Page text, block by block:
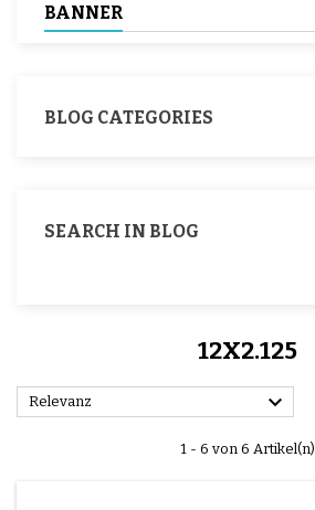
BANNER
BLOG CATEGORIES
SEARCH IN BLOG
12X2.125
Relevanz 
1 - 6 von 6 Artikel(n)